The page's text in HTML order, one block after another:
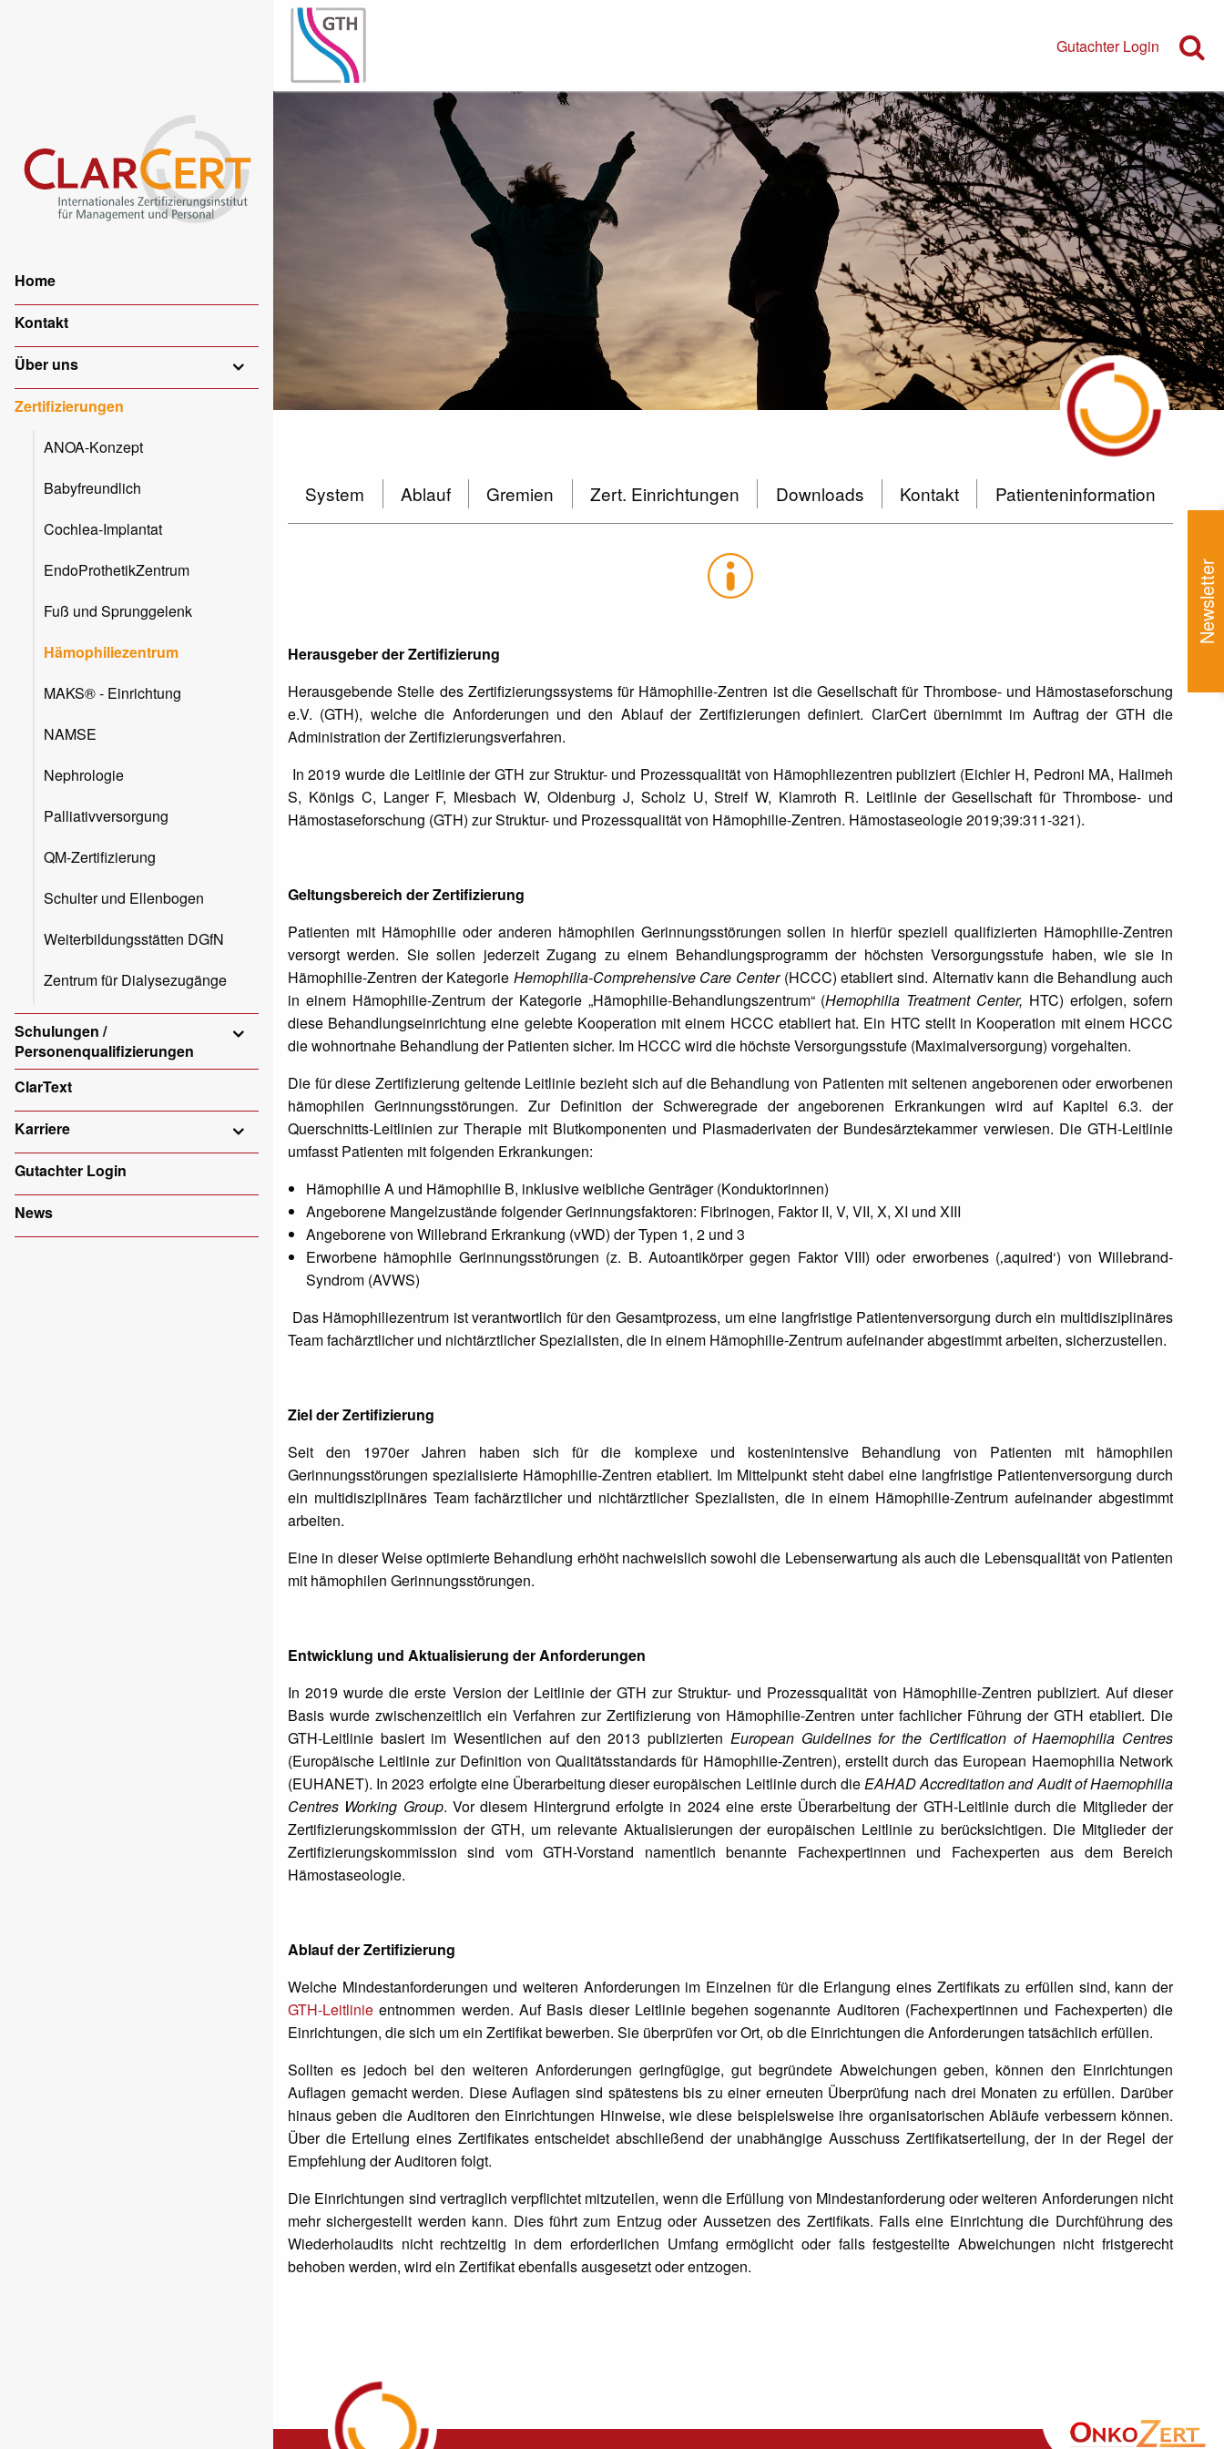
Home
Kontakt
Über uns
Zertifizierungen
ANOA-Konzept
Babyfreundlich
Cochlea-Implantat
EndoProthetikZentrum
Fuß und Sprunggelenk
Hämophiliezentrum
MAKS® - Einrichtung
NAMSE
Nephrologie
Palliativversorgung
QM-Zertifizierung
Schulter und Ellenbogen
Weiterbildungsstätten DGfN
Zentrum für Dialysezugänge
Schulungen /
Personenqualifizierungen
ClarText
Karriere
Gutachter Login
News
Gutachter Login
System Ablauf Gremien Zert. Einrichtungen Downloads Kontakt Patienteninformation
Herausgeber der Zertifizierung
Herausgebende Stelle des Zertifizierungssystems für Hämophilie-Zentren ist die Gesellschaft für Thrombose- und Hämostaseforschung
e.V. (GTH), welche die Anforderungen und den Ablauf der Zertifizierungen definiert. ClarCert übernimmt im Auftrag der GTH die
Administration der Zertifizierungsverfahren.
In 2019 wurde die Leitlinie der GTH zur Struktur- und Prozessqualität von Hämophliezentren publiziert (Eichler H, Pedroni MA, Halimeh
S, Königs C, Langer F, Miesbach W, Oldenburg J, Scholz U, Streif W, Klamroth R. Leitlinie der Gesellschaft für Thrombose- und
Hämostaseforschung (GTH) zur Struktur- und Prozessqualität von Hämophilie-Zentren. Hämostaseologie 2019;39:311-321).
Geltungsbereich der Zertifizierung
Patienten mit Hämophilie oder anderen hämophilen Gerinnungsstörungen sollen in hierfür speziell qualifizierten Hämophilie-Zentren
versorgt werden. Sie sollen jederzeit Zugang zu einem Behandlungsprogramm der höchsten Versorgungsstufe haben, wie sie in
Hämophilie-Zentren der Kategorie Hemophilia-Comprehensive Care Center(HCCC) etabliert sind. Alternativ kann die Behandlung auch
in einem Hämophilie-Zentrum der Kategorie „Hämophilie-Behandlungszentrum“ (Hemophilia Treatment Center, HTC) erfolgen, sofern
diese Behandlungseinrichtung eine gelebte Kooperation mit einem HCCC etabliert hat. Ein HTC stellt in Kooperation mit einem HCCC
die wohnortnahe Behandlung der Patienten sicher. Im HCCC wird die höchste Versorgungsstufe (Maximalversorgung) vorgehalten.
Die für diese Zertifizierung geltende Leitlinie bezieht sich auf die Behandlung von Patienten mit seltenen angeborenen oder erworbenen
hämophilen Gerinnungsstörungen. Zur Definition der Schweregrade der angeborenen Erkrankungen wird auf Kapitel 6.3. der
Querschnitts-Leitlinien zur Therapie mit Blutkomponenten und Plasmaderivaten der Bundesärztekammer verwiesen. Die GTH-Leitlinie
umfasst Patienten mit folgenden Erkrankungen:
Hämophilie A und Hämophilie B, inklusive weibliche Genträger (Konduktorinnen)
Angeborene Mangelzustände folgender Gerinnungsfaktoren: Fibrinogen, Faktor II, V, VII, X, XI und XIII
Angeborene von Willebrand Erkrankung (vWD) der Typen 1, 2 und 3
Erworbene hämophile Gerinnungsstörungen (z. B. Autoantikörper gegen Faktor VIII) oder erworbenes (‚aquired‘) von Willebrand-
Syndrom (AVWS)
Das Hämophiliezentrum ist verantwortlich für den Gesamtprozess, um eine langfristige Patientenversorgung durch ein multidisziplinäres
Team fachärztlicher und nichtärztlicher Spezialisten, die in einem Hämophilie-Zentrum aufeinander abgestimmt arbeiten, sicherzustellen.
Ziel der Zertifizierung
Seit den 1970er Jahren haben sich für die komplexe und kostenintensive Behandlung von Patienten mit hämophilen
Gerinnungsstörungen spezialisierte Hämophilie-Zentren etabliert. Im Mittelpunkt steht dabei eine langfristige Patientenversorgung durch
ein multidisziplinäres Team fachärztlicher und nichtärztlicher Spezialisten, die in einem Hämophilie-Zentrum aufeinander abgestimmt
arbeiten.
Eine in dieser Weise optimierte Behandlung erhöht nachweislich sowohl die Lebenserwartung als auch die Lebensqualität von Patienten
mit hämophilen Gerinnungsstörungen.
Entwicklung und Aktualisierung der Anforderungen
In 2019 wurde die erste Version der Leitlinie der GTH zur Struktur- und Prozessqualität von Hämophilie-Zentren publiziert. Auf dieser
Basis wurde zwischenzeitlich ein Verfahren zur Zertifizierung von Hämophilie-Zentren unter fachlicher Führung der GTH etabliert. Die
GTH-Leitlinie basiert im Wesentlichen auf den 2013 publizierten European Guidelines for the Certification of Haemophilia Centres
(Europäische Leitlinie zur Definition von Qualitätsstandards für Hämophilie-Zentren), erstellt durch das European Haemophilia Network
(EUHANET). In 2023 erfolgte eine Überarbeitung dieser europäischen Leitlinie durch dieEAHAD Accreditation and Audit of Haemophilia
Centres Working Group. Vor diesem Hintergrund erfolgte in 2024 eine erste Überarbeitung der GTH-Leitlinie durch die Mitglieder der
Zertifizierungskommission der GTH, um relevante Aktualisierungen der europäischen Leitlinie zu berücksichtigen. Die Mitglieder der
Zertifizierungskommission sind vom GTH-Vorstand namentlich benannte Fachexpertinnen und Fachexperten aus dem Bereich
Hämostaseologie.
Ablauf der Zertifizierung
Welche Mindestanforderungen und weiteren Anforderungen im Einzelnen für die Erlangung eines Zertifikats zu erfüllen sind, kann der
GTH-Leitlinie entnommen werden. Auf Basis dieser Leitlinie begehen sogenannte Auditoren (Fachexpertinnen und Fachexperten) die
Einrichtungen, die sich um ein Zertifikat bewerben. Sie überprüfen vor Ort, ob die Einrichtungen die Anforderungen tatsächlich erfüllen.
Sollten es jedoch bei den weiteren Anforderungen geringfügige, gut begründete Abweichungen geben, können den Einrichtungen
Auflagen gemacht werden. Diese Auflagen sind spätestens bis zu einer erneuten Überprüfung nach drei Monaten zu erfüllen. Darüber
hinaus geben die Auditoren den Einrichtungen Hinweise, wie diese beispielsweise ihre organisatorischen Abläufe verbessern können.
Über die Erteilung eines Zertifikates entscheidet abschließend der unabhängige Ausschuss Zertifikatserteilung, der in der Regel der
Empfehlung der Auditoren folgt.
Die Einrichtungen sind vertraglich verpflichtet mitzuteilen, wenn die Erfüllung von Mindestanforderung oder weiteren Anforderungen nicht
mehr sichergestellt werden kann. Dies führt zum Entzug oder Aussetzen des Zertifikats. Falls eine Einrichtung die Durchführung des
Wiederholaudits nicht rechtzeitig in dem erforderlichen Umfang ermöglicht oder falls festgestellte Abweichungen nicht fristgerecht
behoben werden, wird ein Zertifikat ebenfalls ausgesetzt oder entzogen.
Newsletter